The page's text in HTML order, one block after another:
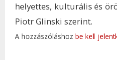
helyettes, kulturális és
Piotr Glinski szerint.
A hozzászóláshoz be kell